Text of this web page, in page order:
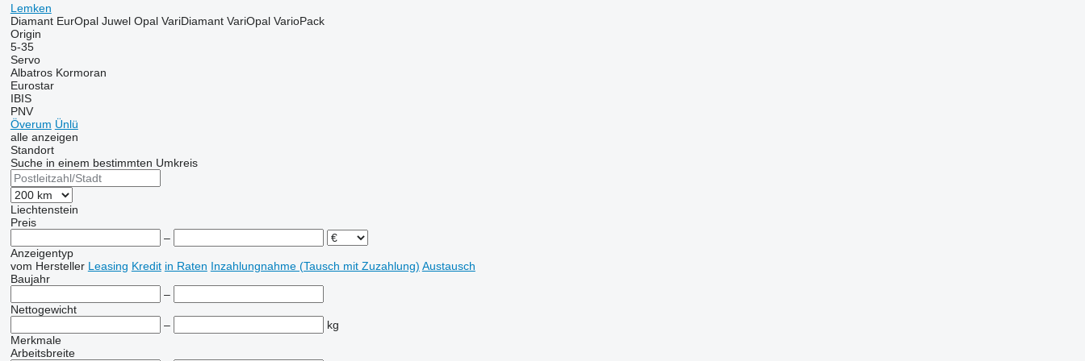
Lemken
Diamant EurOpal Juwel Opal VariDiamant VariOpal VarioPack
Origin
5-35
Servo
Albatros Kormoran
Eurostar
IBIS
PNV
Överum Ünlü
alle anzeigen
Standort
Suche in einem bestimmten Umkreis
Liechtenstein
Preis
–
Anzeigentyp
vom Hersteller Leasing Kredit in Raten Inzahlungnahme (Tausch mit Zuzahlung) Austausch
Baujahr
–
Nettogewicht
–
kg
Merkmale
Arbeitsbreite